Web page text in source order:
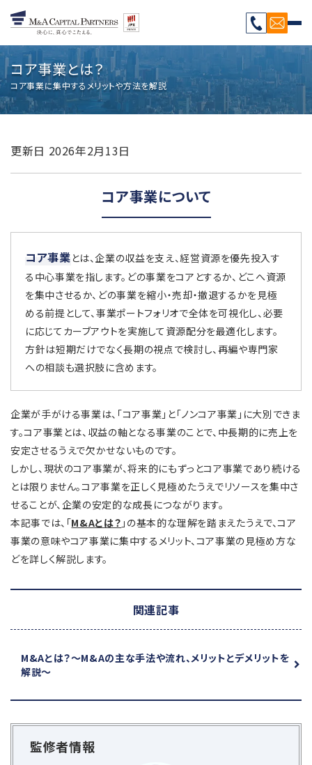
コア事業とは？
コア事業に集中するメリットや方法を解説
更新日 2026年2月13日
コア事業について
コア事業とは、企業の収益を支え、経営資源を優先投入す
る中心事業を指します。どの事業をコアとするか、どこへ資源
を集中させるか、どの事業を縮小・売却・撤退するかを見極
める前提として、事業ポートフォリオで全体を可視化し、必要
に応じてカーブアウトを実施して資源配分を最適化します。
方針は短期だけでなく長期の視点で検討し、再編や専門家
への相談も選択肢に含めます。
企業が手がける事業は、「コア事業」と「ノンコア事業」に大別できま
す。コア事業とは、収益の軸となる事業のことで、中長期的に売上を
安定させるうえで欠かせないものです。
しかし、現状のコア事業が、将来的にもずっとコア事業であり続ける
とは限りません。コア事業を正しく見極めたうえでリソースを集中さ
せることが、企業の安定的な成長につながります。
本記事では、「M&Aとは？ 」の基本的な理解を踏まえたうえで、コア
事業の意味やコア事業に集中するメリット、コア事業の見極め方な
どを詳しく解説します。
関連記事
M&Aとは？～M&Aの主な手法や流れ、メリットとデメリットを
解説～
監修者情報